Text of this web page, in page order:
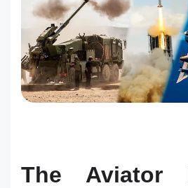
The Aviator